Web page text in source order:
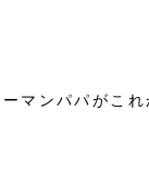
マンパパがこ